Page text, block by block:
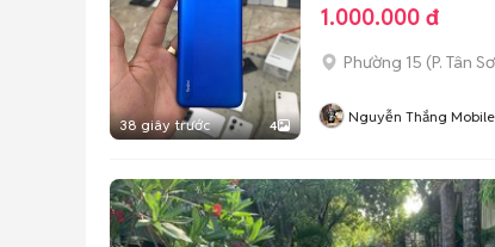
38 giây trước 4
1.000.000 đ
Phường 15 (P. Tân
Nguyễn Thắng Mobile